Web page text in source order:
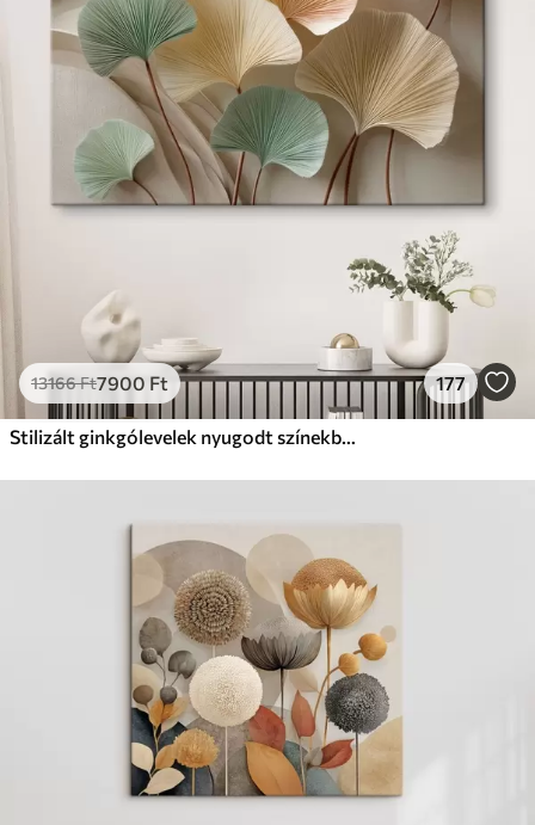
✗Környezetbarát anyag
Prémium
Ft
Élénk, gazdag színek
Fakulásálló
✓Biztonságos, szagtalan tinta
Eco-Prémium
Tól12405Ft
✓Élénk, gazdag színek
✓Fakulásálló
Környezetbarát anyag
13166Ft7900 Ft 177
Stilizált ginkgólevelek nyugodt színekben